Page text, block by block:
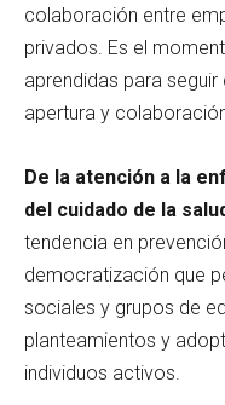
colaboración entre
privados. Es el
aprendidas para
apertura y
De la atención a la
del cuidado de la
tendencia en
democratización que
sociales y grupos de
planteamientos y
individuos activos.